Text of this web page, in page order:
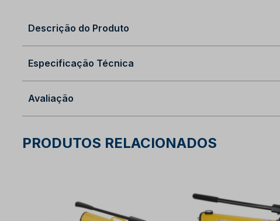
Descrição do Produto
Especificação Técnica
Avaliação
PRODUTOS RELACIONADOS